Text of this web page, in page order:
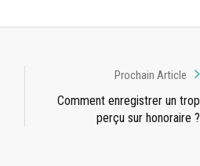
Prochain Article
Comment enregistrer un trop
perçu sur honoraire ?